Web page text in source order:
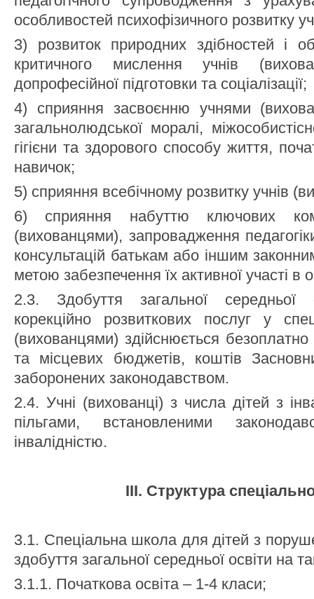
особливостей психофізичного розвитку
3) розвиток природних здібностей і
критичного мислення учнів
допрофесійної підготовки та соціалізації;
4) сприяння засвоєнню учнями
загальнолюдської моралі,
гігієни та здорового способу життя,
навичок;
5) сприяння всебічному розвитку учнів
6) сприяння набуттю ключових
(вихованцями), запровадження
консультацій батькам або іншим
метою забезпечення їх активної участі в
2.3. Здобуття загальної середньої
корекційно розвиткових послуг у
(вихованцями) здійснюється
та місцевих бюджетів, коштів
заборонених законодавством.
2.4. Учні (вихованці) з числа дітей з
пільгами, встановленими
інвалідністю.
ІІІ. Структура
3.1. Спеціальна школа для дітей з
здобуття загальної середньої освіти на
3.1.1. Початкова освіта – 1-4 класи;